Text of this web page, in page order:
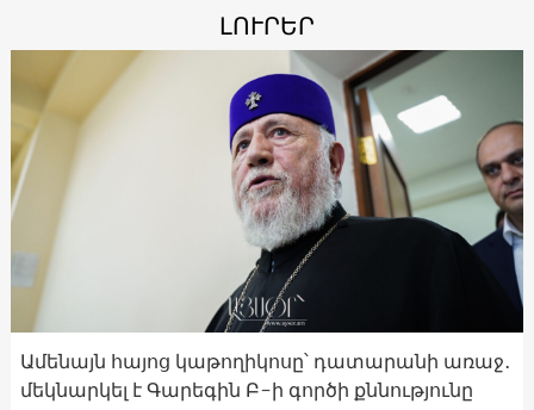
ԼՈՒՐԵՐ
Ամենայն հայոց կաթողիկոսը՝ դատարանի առաջ․
մեկնարկել է Գարեգին Բ-ի գործի քննությունը